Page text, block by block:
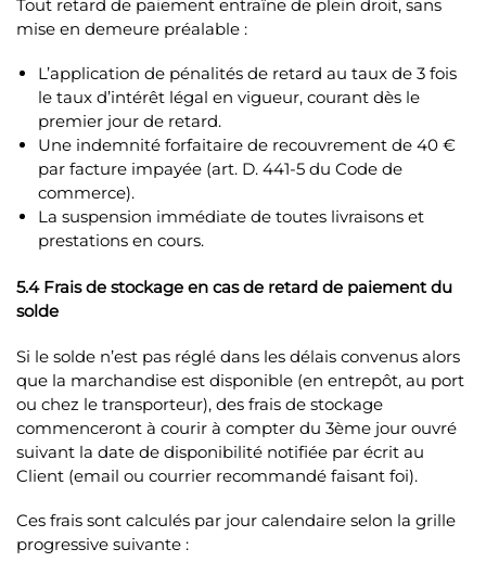
Tout retard de paiement entraîne de plein droit, sans
mise en demeure préalable :
L’application de pénalités de retard au taux de 3 fois
le taux d’intérêt légal en vigueur, courant dès le
premier jour de retard.
Une indemnité forfaitaire de recouvrement de 40 €
par facture impayée (art. D. 441-5 du Code de
commerce).
La suspension immédiate de toutes livraisons et
prestations en cours.
5.4 Frais de stockage en cas de retard de paiement du
solde
Si le solde n’est pas réglé dans les délais convenus alors
que la marchandise est disponible (en entrepôt, au port
ou chez le transporteur), des frais de stockage
commenceront à courir à compter du 3ème jour ouvré
suivant la date de disponibilité notifiée par écrit au
Client (email ou courrier recommandé faisant foi).
Ces frais sont calculés par jour calendaire selon la grille
progressive suivante :